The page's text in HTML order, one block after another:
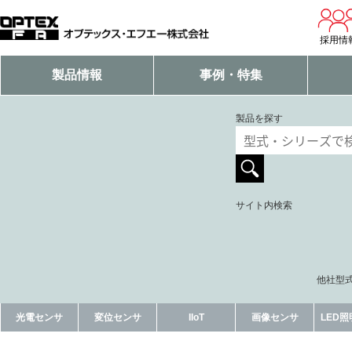
採用情
製品情報 事例・特集
製品を探す
サイト内検索
他社型
光電センサ 変位センサ IIoT 画像センサ LED照